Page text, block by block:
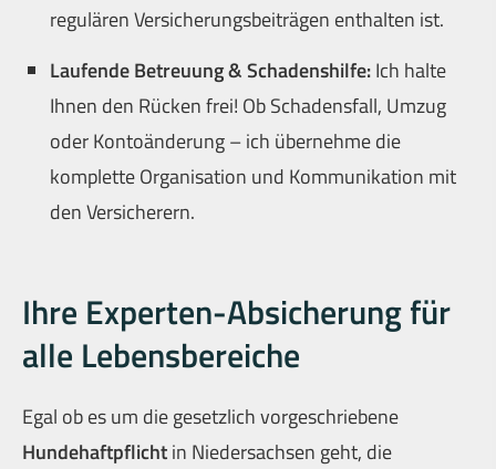
regulären Versicherungsbeiträgen enthalten ist.
Laufende Betreuung & Schadenshilfe:Ich halte
Ihnen den Rücken frei! Ob Schadensfall, Umzug
oder Kontoänderung – ich übernehme die
komplette Organisation und Kommunikation mit
den Versicherern.
Ihre Experten-Absicherung für
alle Lebensbereiche
Egal ob es um die gesetzlich vorgeschriebene
Hundehaftpflichtin Niedersachsen geht, die